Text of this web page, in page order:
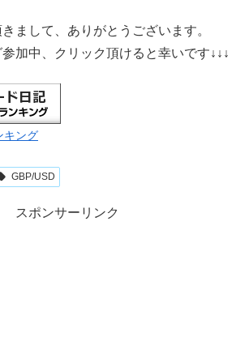
まして、ありがとうございます。
加中、クリック頂けると幸いです↓↓↓
キング
GBP/USD
スポンサーリンク